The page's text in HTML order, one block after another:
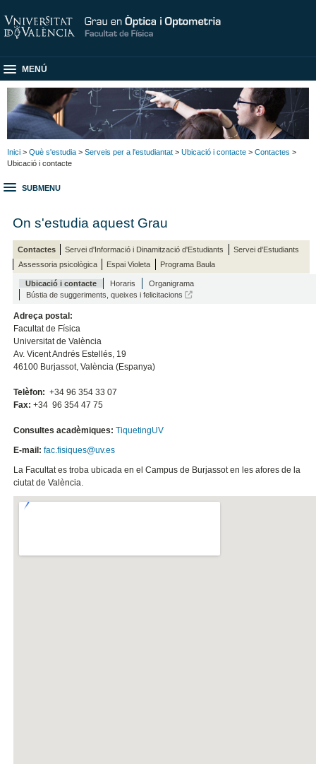
MENÚ
Inici > Què s'estudia > Serveis per a l'estudiantat > Ubicació i contacte > Contactes >
Ubicació i contacte
SUBMENU
On s'estudia aquest Grau
Contactes Servei d'Informació i Dinamització d'Estudiants
Servei d'Estudiants
Assessoria psicològica
Espai Violeta Programa Baula
Ubicació i contacte Horaris
Organigrama
Bústia de suggeriments, queixes i felicitacions
Adreça postal:
Facultat de Física
Universitat de València
Av. Vicent Andrés Estellés, 19
46100 Burjassot, València (Espanya)
Telèfon: +34 96 354 33 07
Fax: +34 96 354 47 75
Consultes acadèmiques:TiquetingUV
E-mail: fac.fisiques@uv.es
La Facultat es troba ubicada en el Campus de Burjassot en les afores de la
ciutat de València.